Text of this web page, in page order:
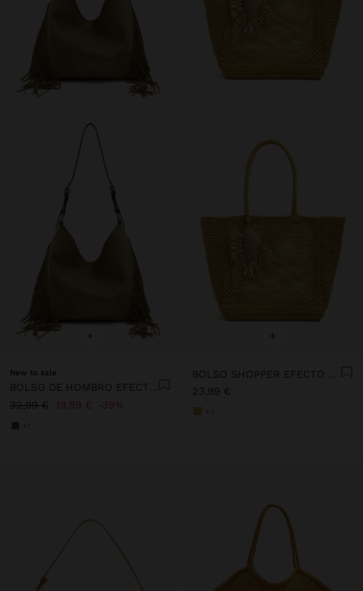
+
New to sale
BOLSO DE HOMBRO EFECTO PIEL CON FLECOS LARGOS
32,99 €
19,99 € 39%
+
BOLSO SHOPPER EFECTO RAFIA CON COLGANTE
23,99 €